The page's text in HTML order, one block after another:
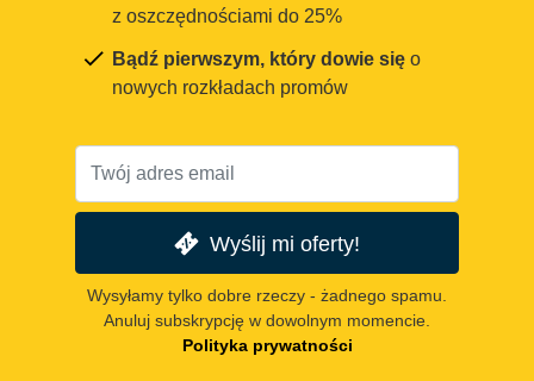
z oszczędnościami do 25%
Bądź pierwszym, który dowie się o
nowych rozkładach promów
Wyślij mi oferty!
Wysyłamy tylko dobre rzeczy - żadnego spamu.
Anuluj subskrypcję w dowolnym momencie.
Polityka prywatności